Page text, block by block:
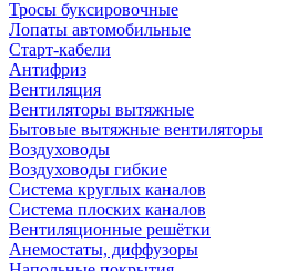
Тросы буксировочные
Лопаты автомобильные
Старт-кабели
Антифриз
Вентиляция
Вентиляторы вытяжные
Бытовые вытяжные вентиляторы
Воздуховоды
Воздуховоды гибкие
Система круглых каналов
Система плоских каналов
Вентиляционные решётки
Анемостаты, диффузоры